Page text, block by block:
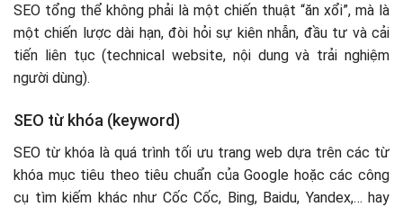
SEO tổng thể không phải là một chiến thuật “ăn xổi”, mà là
một chiến lược dài hạn, đòi hỏi sự kiên nhẫn, đầu tư và cải
tiến liên tục (technical website, nội dung và trải nghiệm
người dùng).
SEO từ khóa (keyword)
SEO từ khóa là quá trình tối ưu trang web dựa trên các từ
khóa mục tiêu theo tiêu chuẩn của Google hoặc các công
cụ tìm kiếm khác như Cốc Cốc, Bing, Baidu, Yandex,… hay